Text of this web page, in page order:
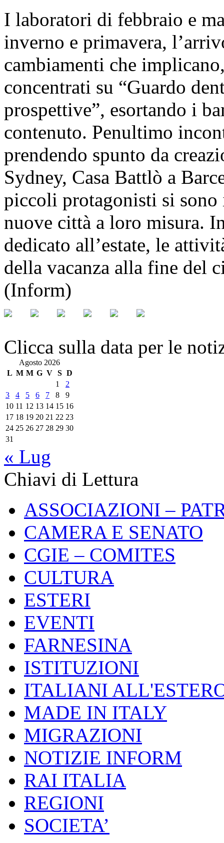
I laboratori di febbraio e
inverno e primavera,
cambiamenti che
concentrati su “Guardo
prospettive”, esortando i
contenuto. Penultimo
prendendo spunto da
Sydney, Casa Battlò a
piccoli protagonisti si
nuove città a loro misura.
dedicato all’estate, le
della vacanza alla fine del
(Inform)
Clicca sulla data per le
Agosto 2026
L M M G V S D
1
2
3
4 5 6 7 8
9
10 11 12 13 14 15 16
17 18 19 20 21 22 23
24 25 26 27 28 29 30
31
« Lug
Chiavi di Lettura
ASSOCIAZIONI –
CAMERA E SENATO
CGIE – COMITES
CULTURA
ESTERI
EVENTI
FARNESINA
ISTITUZIONI
ITALIANI
MADE IN ITALY
MIGRAZIONI
NOTIZIE INFORM
RAI ITALIA
REGIONI
SOCIETA’